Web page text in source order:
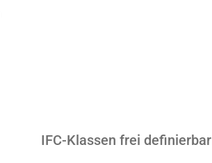
IFC-Klassen frei definierbar